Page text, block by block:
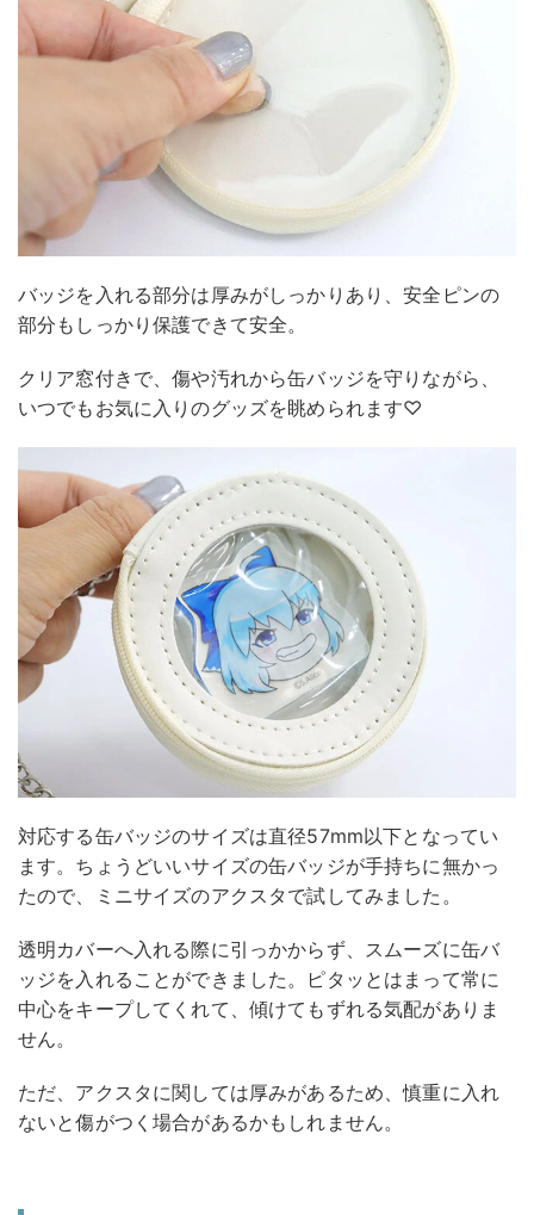
バッジを入れる部分は厚みがしっかりあり、安全ピンの
部分もしっかり保護できて安全。
クリア窓付きで、傷や汚れから缶バッジを守りながら、
いつでもお気に入りのグッズを眺められます♡
対応する缶バッジのサイズは直径57mm以下となってい
ます。ちょうどいいサイズの缶バッジが手持ちに無かっ
たので、ミニサイズのアクスタで試してみました。
透明カバーへ入れる際に引っかからず、スムーズに缶バ
ッジを入れることができました。ピタッとはまって常に
中心をキープしてくれて、傾けてもずれる気配がありま
せん。
ただ、アクスタに関しては厚みがあるため、慎重に入れ
ないと傷がつく場合があるかもしれません。